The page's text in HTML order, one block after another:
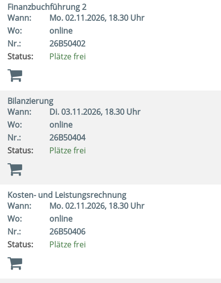
Finanzbuchführung 2
Wann:
Mo.02.11.2026, 18.30 Uhr
Wo:
online
Nr.:
26B50402
Status:
Plätze frei
Bilanzierung
Wann:
Di.03.11.2026, 18.30 Uhr
Wo:
online
Nr.:
26B50404
Status:
Plätze frei
Kosten- und Leistungsrechnung
Wann:
Mo.02.11.2026, 18.30 Uhr
Wo:
online
Nr.:
26B50406
Status:
Plätze frei